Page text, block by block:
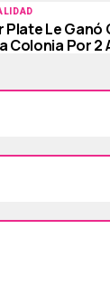
Plate Le Ganó
Colonia Por 2